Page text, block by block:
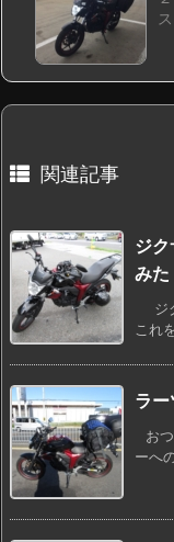
関連記事
ジ
みた
ジ
これ
ラ
お
ーへ